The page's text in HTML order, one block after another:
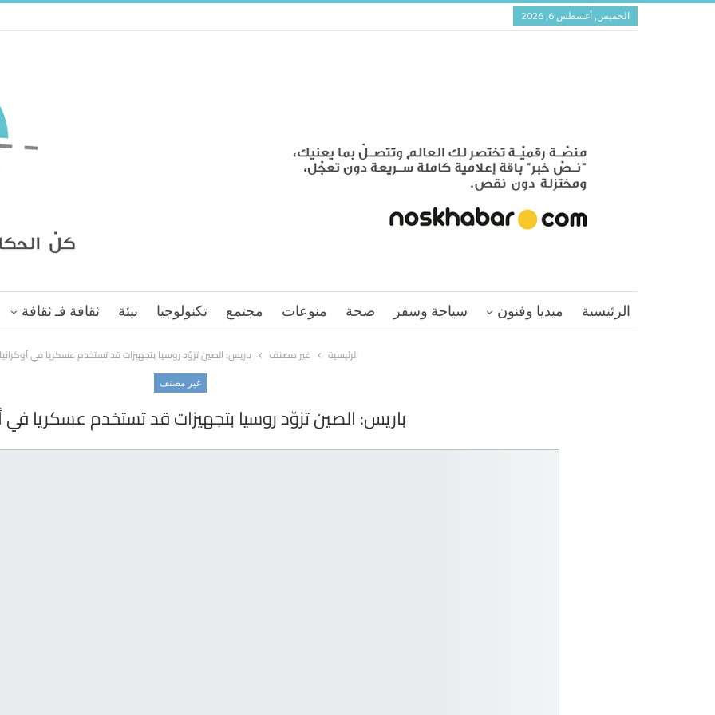
الخميس, أغسطس 6, 2026
الرئيسية ميديا وفنون سياحة وسفر صحة منوعات مجتمع تكنولوجيا بيئة ثقافة فـ ثقافة
الرئيسية غير مصنف باريس: الصين تزوّد روسيا بتجهيزات قد تستخدم عسكريا في أوكرانيا
غير مصنف
باريس: الصين تزوّد روسيا بتجهيزات قد تستخدم عسكريا في